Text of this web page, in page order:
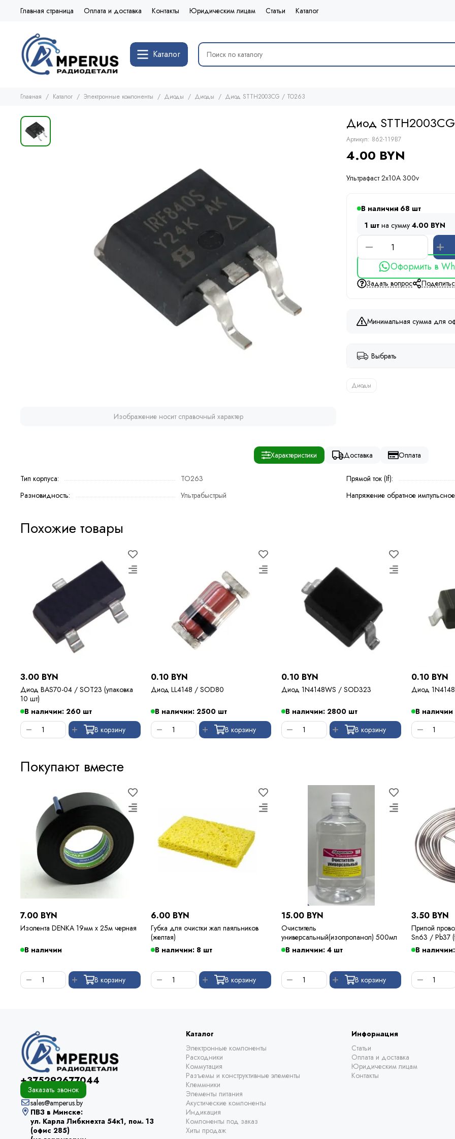
Главная страница Оплата и доставка Контакты Юридическим лицам Статьи Каталог
Каталог
Главная Каталог Электронные компоненты Диоды Диоды Диод STTH2003CG / TO263
Изображение носит справочный характер
Диод
Артикул: 862-119B7
4.00 BYN
Ультрафаст 2х10А 300v
В наличии 68
1 шт на сумму 4.00 BYN
Оформить в
Задать вопрос
Минимальная сумма для
Выбрать
Диоды
Характеристики Доставка Оплата
Тип корпуса:
TO263
Разновидность:
Ультрабыстрый
Прямой ток (If):
Напряжение обратное
Похожие товары
3.00 BYN
Диод BAS70-04 / SOT23 (упаковка
10 шт)
В наличии: 260 шт
В корзину
0.10 BYN
Диод LL4148 / SOD80
В наличии: 2500 шт
В корзину
0.10 BYN
Диод 1N4148WS / SOD323
В наличии: 2800 шт
В корзину
0.10 BYN
Диод
В наличии
Покупают вместе
7.00 BYN
Изолента DENKA 19мм х 25м черная
В наличии
В корзину
6.00 BYN
Губка для очистки жал паяльников
(желтая)
В наличии: 8 шт
В корзину
15.00 BYN
Очиститель
универсальный(изопропанол) 500мл
В наличии: 4 шт
В корзину
3.50 BYN
Припой
Sn63 /
Kewei
В
+375292677044
Заказать звонок
sales@amperus.by
ПВЗ в Минске:
ул. Карла Либкнехта 54к1, пом. 13
(офис 285)
Каталог
Электронные компоненты
Расходники
Коммутация
Разъемы и конструктивные элементы
Клеммники
Элементы питания
Акустические компоненты
Индикация
Компоненты под заказ
Хиты продаж
Информация
Статьи
Оплата и доставка
Юридическим лицам
Контакты